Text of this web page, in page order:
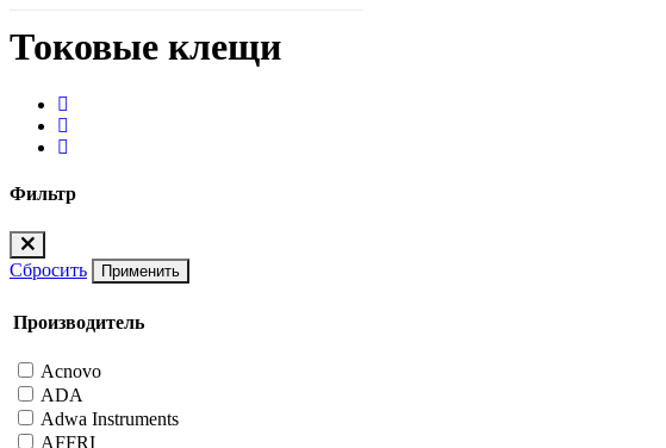
Токовые клещи
Фильтр
Сбросить Применить
Производитель
Acnovo
ADA
Adwa Instruments
AFFRI